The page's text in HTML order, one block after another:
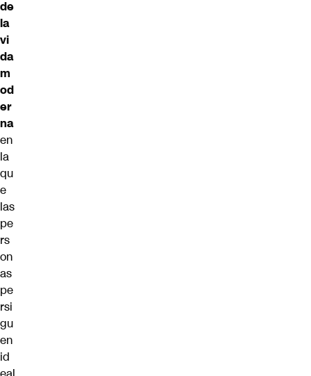
de
la
vi
da
m
od
er
na
en
la
qu
e
las
pe
rs
on
as
pe
rsi
gu
en
id